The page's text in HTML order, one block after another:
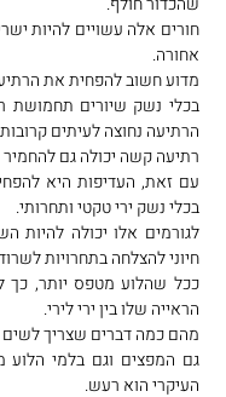
חורים אלה עשויים להיות
אחורה.
מדוע חשוב להפחית את
הרתיעה נחוצה לעיתים
רתיעה קשה יכולה גם להחמיר
עם זאת, העדיפות היא
בכלי נשק ירי טקטי ותחרותי.
לגורמים אלו יכולה
חיוני להצלחה בתחרויות
ככל שהלוע מטפס יותר, כך
הראייה שלו בין ירי לירי.
מהם כמה דברים שצריך
גם המפצים וגם בלמי הלוע
העיקרי הוא רעש.